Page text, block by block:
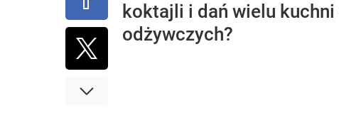
koktajli i dań wielu
odżywczych?